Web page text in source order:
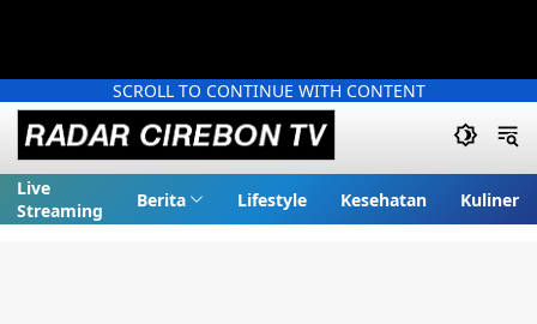
SCROLL TO CONTINUE WITH CONTENT
Live
Streaming
Berita Lifestyle Kesehatan Kuliner